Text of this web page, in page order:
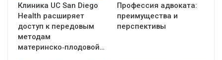
Клиника UC San Diego
Health расширяет
доступ к передовым
методам
материнско‑плодовой…
Профессия адвоката:
преимущества и
перспективы